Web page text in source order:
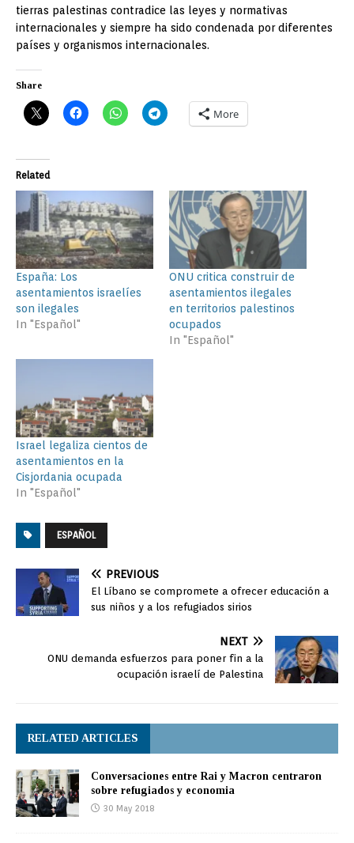
tierras palestinas contradice las leyes y normativas
internacionales y siempre ha sido condenada por diferentes
países y organismos internacionales.
Share
More
Related
España: Los
asentamientos israelíes
son ilegales
In "Español"
ONU critica construir de
asentamientos ilegales
en territorios palestinos
ocupados
In "Español"
Israel legaliza cientos de
asentamientos en la
Cisjordania ocupada
In "Español"
ESPAÑOL
PREVIOUS
El Líbano se compromete a ofrecer educación a
sus niños y a los refugiados sirios
NEXT
ONU demanda esfuerzos para poner fin a la
ocupación israelí de Palestina
RELATED ARTICLES
Conversaciones entre Rai y Macron centraron
sobre refugiados y economia
30 May 2018